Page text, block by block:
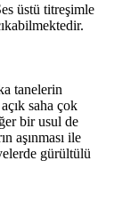
üstü titreşimle
tanelerin
saha çok
bir usul de
aşınması ile
gürültülü